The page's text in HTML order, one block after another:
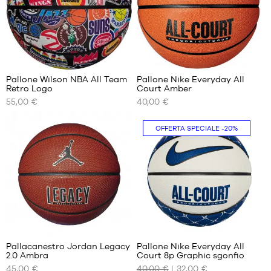
I
NOSTRI
DISPONIBILI
dimensione
7
Pallone Wilson NBA All Team
Retro Logo
55,00 €
I
NOSTRI
DISPONIBILI
dimensione
5
dimensione
6
dimensione
8
Pallone Nike Everyday All
Court Amber
40,00 €
I
3
Pallacanestro Jordan Legacy
2.0 Ambra
45,00 €
OFFERTA SPECIALE -20%
I
Pallone Nike Everyday All
Court 8p Graphic sgonfio
40,00 €
32,00 €